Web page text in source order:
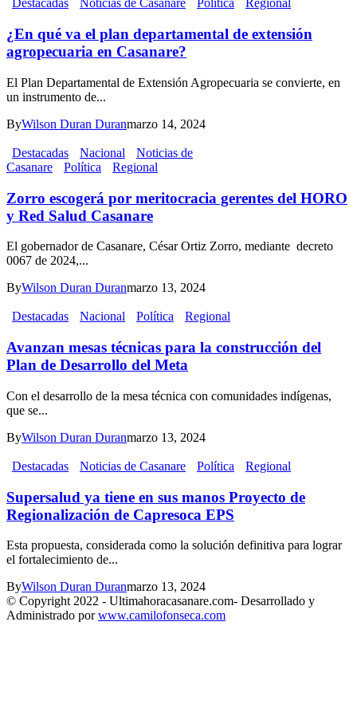
Destacadas Noticias de Casanare Política Regional
¿En qué va el plan departamental de extensión
agropecuaria en Casanare?
El Plan Departamental de Extensión Agropecuaria se convierte, en
un instrumento de...
ByWilson Duran Duranmarzo 14, 2024
Destacadas Nacional
Noticias de
Casanare
Política Regional
Zorro escogerá por meritocracia gerentes del HORO
y Red Salud Casanare
El gobernador de Casanare, César Ortiz Zorro, mediante decreto
0067 de 2024,...
ByWilson Duran Duranmarzo 13, 2024
Destacadas Nacional Política Regional
Avanzan mesas técnicas para la construcción del
Plan de Desarrollo del Meta
Con el desarrollo de la mesa técnica con comunidades indígenas,
que se...
ByWilson Duran Duranmarzo 13, 2024
Destacadas Noticias de Casanare Política Regional
Supersalud ya tiene en sus manos Proyecto de
Regionalización de Capresoca EPS
Esta propuesta, considerada como la solución definitiva para lograr
el fortalecimiento de...
ByWilson Duran Duranmarzo 13, 2024
© Copyright 2022 - Ultimahoracasanare.com- Desarrollado y
Administrado porwww.camilofonseca.com